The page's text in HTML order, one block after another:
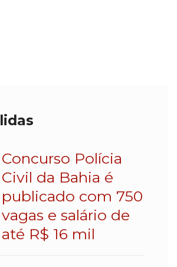
lidas
Concurso Polícia
Civil da Bahia é
publicado com 750
vagas e salário de
até R$ 16 mil